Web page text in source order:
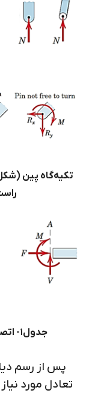
تکیه‌گاه پین
جدول1- اتصالات و تکیه‌گاه‌های دوبعدی
پس از رسم